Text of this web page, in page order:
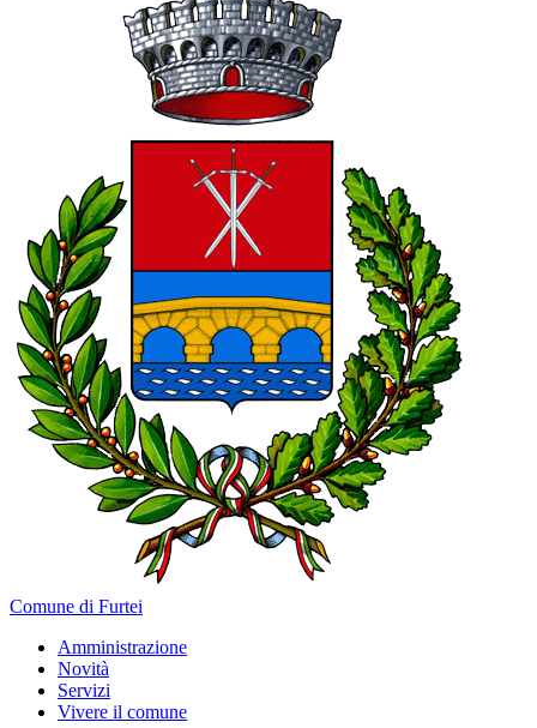
Comune di Furtei
Amministrazione
Novità
Servizi
Vivere il comune